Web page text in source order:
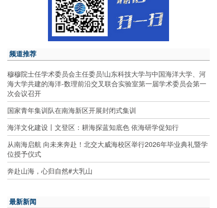
频道推荐
穆穆院士任学术委员会主任委员!山东科技大学与中国海洋大学、河
海大学共建的海洋-数理前沿交叉联合实验室第一届学术委员会第一
次会议召开
国家青年集训队在南海新区开展封闭式集训
海洋文化建设丨文登区：耕海探蓝知底色 依海研学促知行
从南海启航 向未来奔赴！北交大威海校区举行2026年毕业典礼暨学
位授予仪式
奔赴山海，心归自然#大乳山
最新新闻